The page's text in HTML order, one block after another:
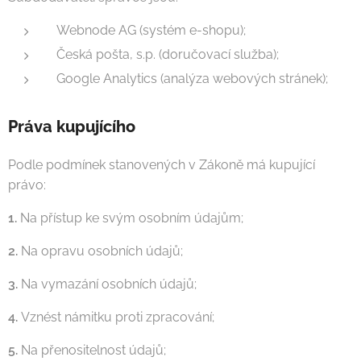
Webnode AG (systém e-shopu);
Česká pošta, s.p. (doručovací služba);
Google Analytics (analýza webových stránek);
Práva kupujícího
Podle podmínek stanovených v Zákoně má kupující
právo:
1. Na přístup ke svým osobním údajům;
2. Na opravu osobních údajů;
3. Na vymazání osobních údajů;
4. Vznést námitku proti zpracování;
5. Na přenositelnost údajů;